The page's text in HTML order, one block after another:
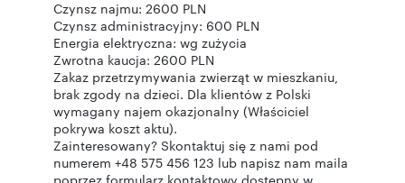
Czynsz najmu: 2600 PLN
Czynsz administracyjny: 600 PLN
Energia elektryczna: wg zużycia
Zwrotna kaucja: 2600 PLN
Zakaz przetrzymywania zwierząt w mieszkaniu,
brak zgody na dzieci. Dla klientów z Polski
wymagany najem okazjonalny (Właściciel
pokrywa koszt aktu).
Zainteresowany? Skontaktuj się z nami pod
numerem +48 575 456 123 lub napisz nam maila
poprzez formularz kontaktowy dostępny w